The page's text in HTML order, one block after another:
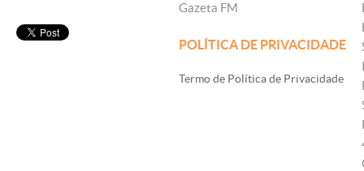
Gazeta FM
POLÍTICA DE PRIVACIDADE
Termo de Política de Privacidade